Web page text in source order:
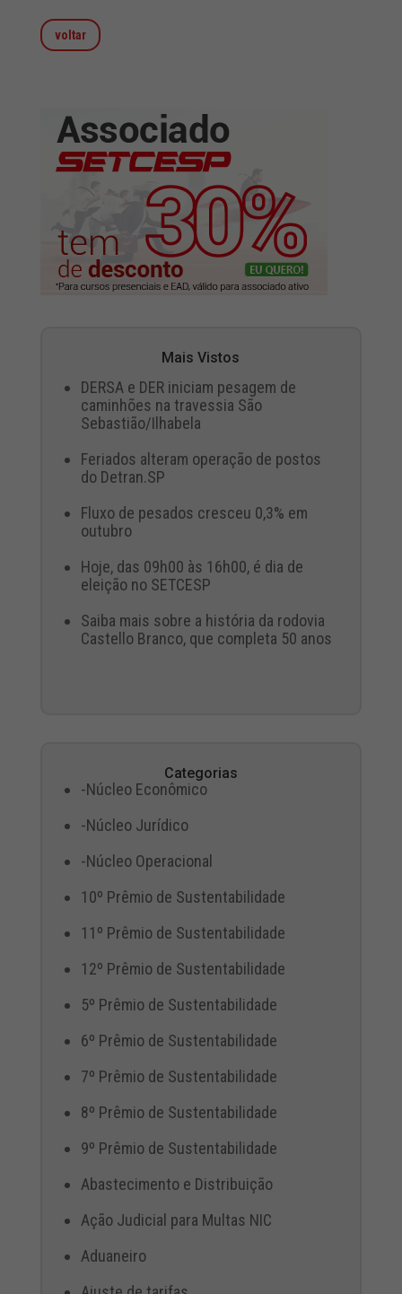
voltar
Mais Vistos
DERSA e DER iniciam pesagem de
caminhões na travessia São
Sebastião/Ilhabela
Feriados alteram operação de postos
do Detran.SP
Fluxo de pesados cresceu 0,3% em
outubro
Hoje, das 09h00 às 16h00, é dia de
eleição no SETCESP
Saiba mais sobre a história da rodovia
Castello Branco, que completa 50 anos
Categorias
-Núcleo Econômico
-Núcleo Jurídico
-Núcleo Operacional
10º Prêmio de Sustentabilidade
11º Prêmio de Sustentabilidade
12º Prêmio de Sustentabilidade
5º Prêmio de Sustentabilidade
6º Prêmio de Sustentabilidade
7º Prêmio de Sustentabilidade
8º Prêmio de Sustentabilidade
9º Prêmio de Sustentabilidade
Abastecimento e Distribuição
Ação Judicial para Multas NIC
Aduaneiro